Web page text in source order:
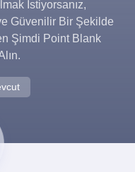
İstiyorsanız,
Güvenilir Bir Şekilde
Şimdi Point Blank